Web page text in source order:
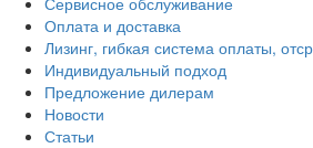
Оплата и доставка
Лизинг, гибкая система оплаты,
Индивидуальный подход
Предложение дилерам
Новости
Статьи